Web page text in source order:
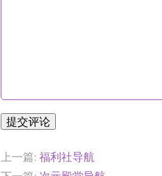
提交评论
上一篇: 福利社导航